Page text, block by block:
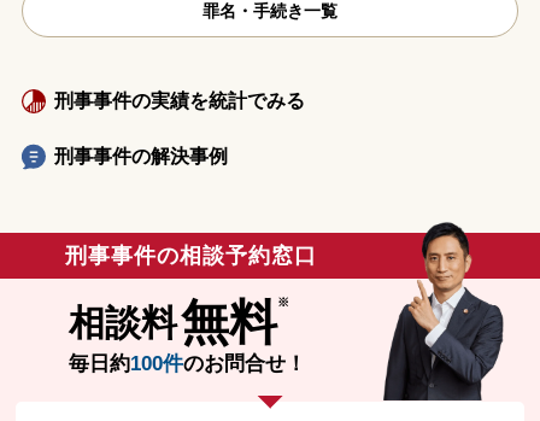
罪名・手続き一覧
刑事事件の実績を統計でみる
刑事事件の解決事例
刑事事件の相談予約窓口
相談料無料
毎日約100件のお問合せ！